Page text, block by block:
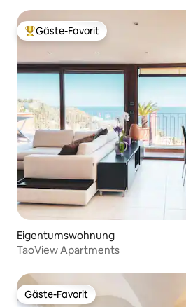
Beliebter Gäste-Favorit.
Gäste-Favorit
Eigentumswohnung
TaoView Apartments
Gäste-Favorit
Gäste-Favorit